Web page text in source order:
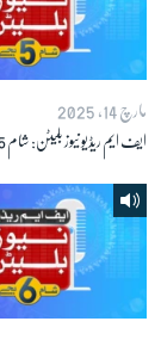
مارچ 14, 2025
ایف ایم ریڈیو نیوز بلیٹن: شام 5 بجے